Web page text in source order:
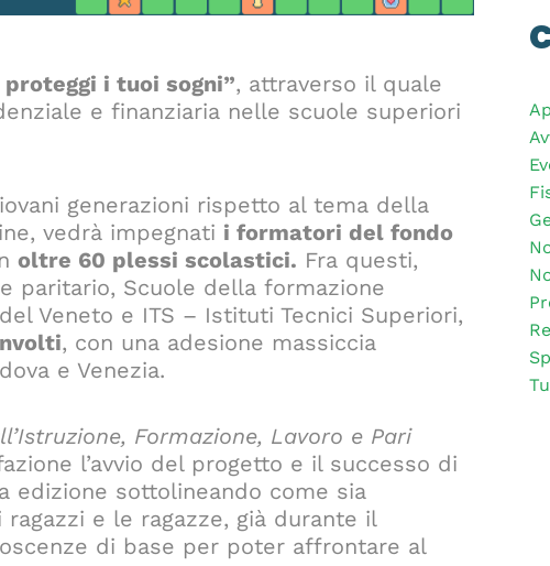
i tuoi sogni”, attraverso il quale
e finanziaria nelle scuole superiori
generazioni rispetto al tema della
vedrà impegnati i formatori del fondo
oltre 60 plessi scolastici. Fra questi,
paritario, Scuole della formazione
Veneto e ITS – Istituti Tecnici Superiori,
, con una adesione massiccia
e Venezia.
Formazione, Lavoro e Pari
l’avvio del progetto e il successo di
edizione sottolineando come sia
e le ragazze, già durante il
di base per poter affrontare al